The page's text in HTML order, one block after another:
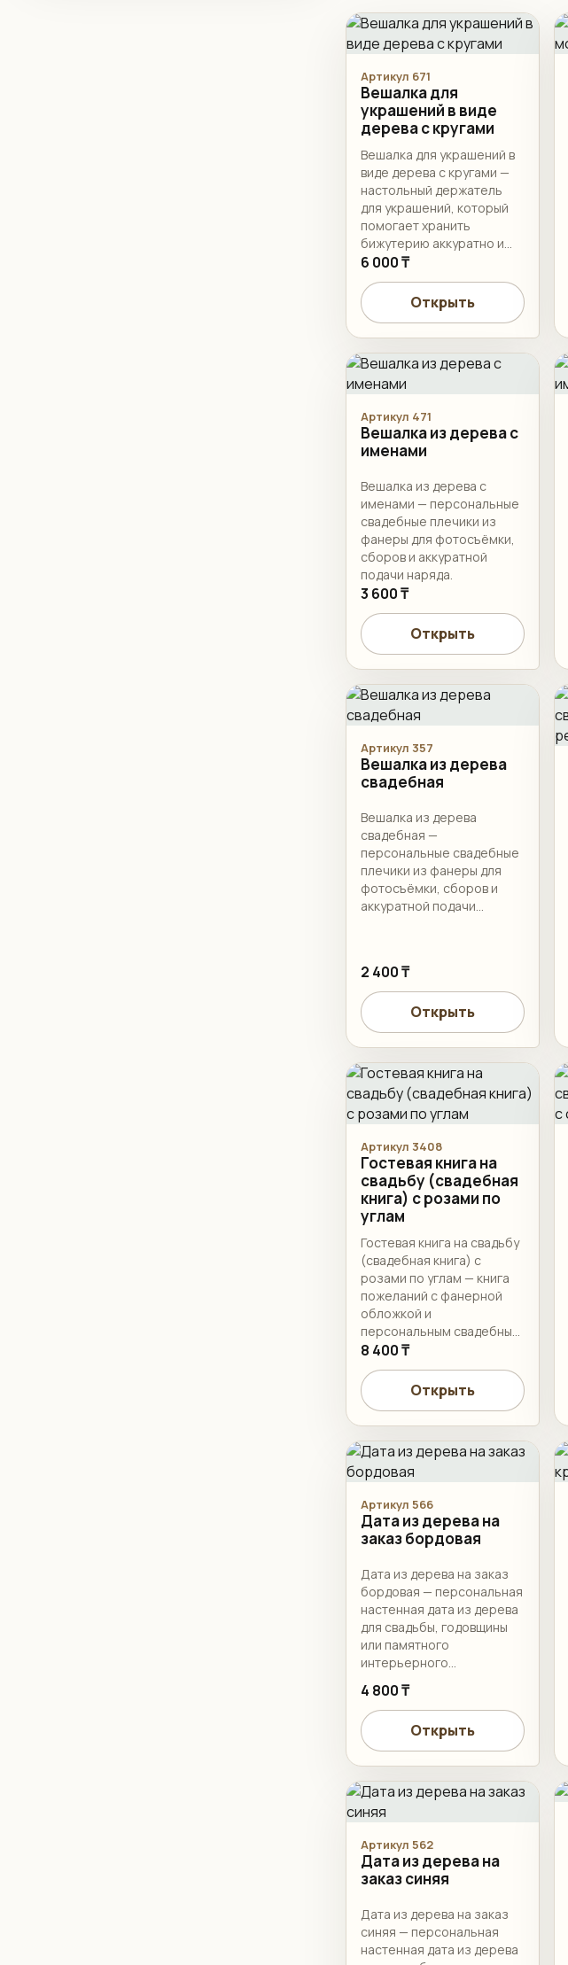
Артикул 671
Вешалка для
украшений в виде
дерева с кругами
Вешалка для украшений в
виде дерева с кругами —
настольный держатель
для украшений, который
помогает хранить
бижутерию аккуратно и
красиво показывать её в
интерьере.
6 000 ₸
Открыть
Артикул 471
Вешалка из дерева с
именами
Вешалка из дерева с
именами — персональные
свадебные плечики из
фанеры для фотосъёмки,
сборов и аккуратной
подачи наряда.
3 600 ₸
Открыть
Артикул 357
Вешалка из дерева
свадебная
Вешалка из дерева
свадебная —
персональные свадебные
плечики из фанеры для
фотосъёмки, сборов и
аккуратной подачи
2 400 ₸
Открыть
Артикул 3408
Гостевая книга на
свадьбу (свадебная
книга) с розами по
углам
Гостевая книга на свадьбу
(свадебная книга) с
розами по углам — книга
пожеланий с фанерной
обложкой и
персональным свадебным
оформлением. Имена,
дата, формат и
комплектацию листами
согласуем перед
8 400 ₸
Открыть
Артикул 566
Дата из дерева на
заказ бордовая
Дата из дерева на заказ
бордовая — персональная
настенная дата из дерева
для свадьбы, годовщины
или памятного
интерьерного
оформления.
4 800 ₸
Открыть
Артикул 562
Дата из дерева на
заказ синяя
Дата из дерева на заказ
синяя — персональная
настенная дата из дерева